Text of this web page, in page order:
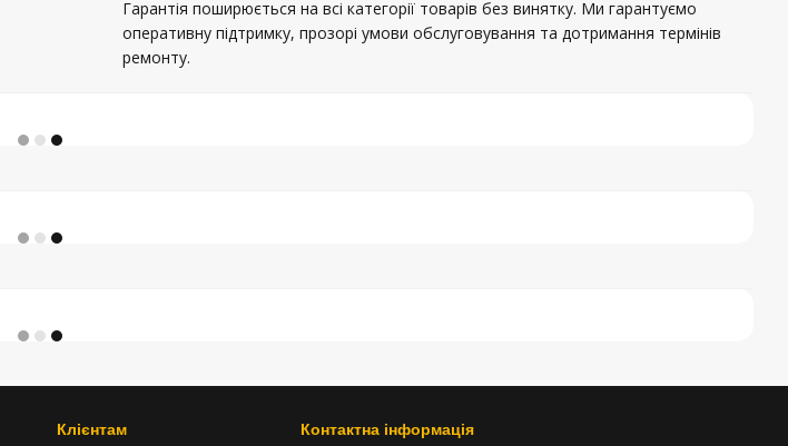
Гарантія поширюється на всі категорії товарів без винятку. Ми гарантуємо
оперативну підтримку, прозорі умови обслуговування та дотримання термінів
ремонту.
Клієнтам Контактна інформація